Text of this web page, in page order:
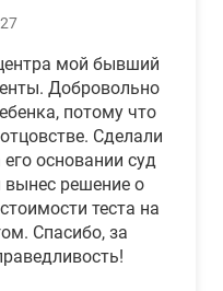
мой бывший
Добровольно
потому что
Сделали
основании суд
вынес решение о
теста на
Спасибо, за